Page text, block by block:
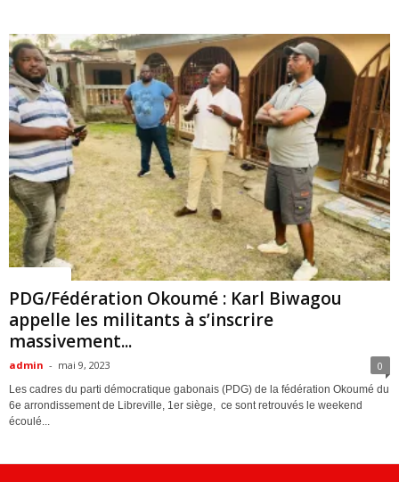
PDG/Fédération Okoumé : Karl Biwagou
appelle les militants à s’inscrire
massivement...
admin - mai 9, 2023 0
Les cadres du parti démocratique gabonais (PDG) de la fédération Okoumé du
6e arrondissement de Libreville, 1er siège, ce sont retrouvés le weekend
écoulé...